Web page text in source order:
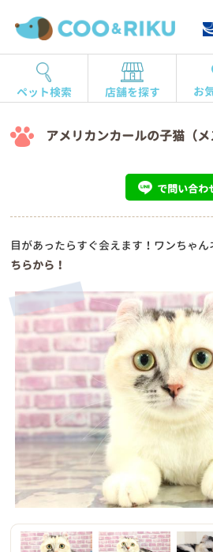
ペット検索 店舗を探す お
アメリカンカールの子猫（
で問い合わ
目があったらすぐ会えます！ワンちゃ
ちらから！